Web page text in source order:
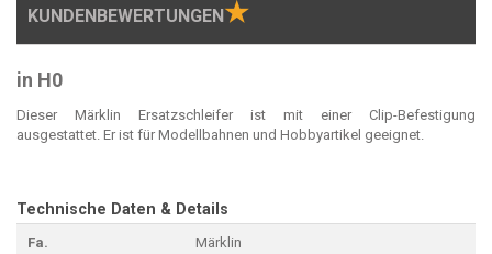
KUNDENBEWERTUNGEN ★
in H0
Dieser Märklin Ersatzschleifer ist mit einer Clip-Befestigung
ausgestattet. Er ist für Modellbahnen und Hobbyartikel geeignet.
Technische Daten & Details
Fa. Märklin